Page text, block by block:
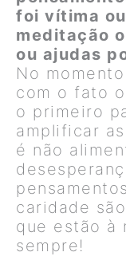
foi vítima
meditação
ou ajudas
No
com o fato
o primeiro
amplificar
é não
caridade
que estão à
sempre!